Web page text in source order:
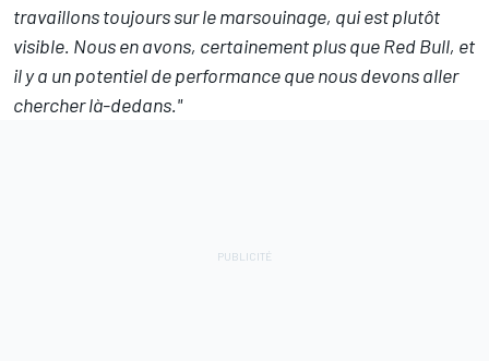
travaillons toujours sur le marsouinage, qui est plutôt
visible. Nous en avons, certainement plus que Red Bull, et
il y a un potentiel de performance que nous devons aller
chercher là-dedans."